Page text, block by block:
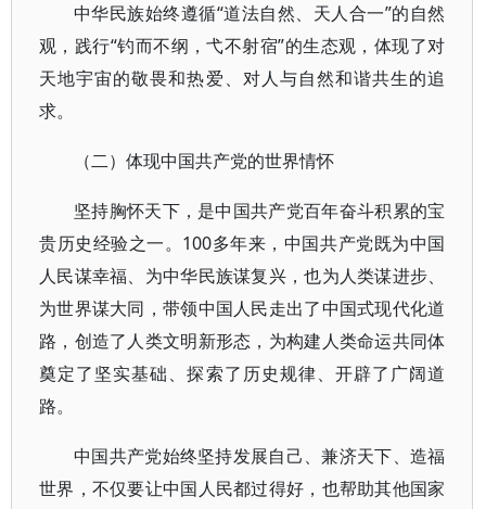
中华民族始终遵循“道法自然、天人合一”的自然
观，践行“钓而不纲，弋不射宿”的生态观，体现了对
天地宇宙的敬畏和热爱、对人与自然和谐共生的追
求。
（二）体现中国共产党的世界情怀
坚持胸怀天下，是中国共产党百年奋斗积累的宝
贵历史经验之一。100多年来，中国共产党既为中国
人民谋幸福、为中华民族谋复兴，也为人类谋进步、
为世界谋大同，带领中国人民走出了中国式现代化道
路，创造了人类文明新形态，为构建人类命运共同体
奠定了坚实基础、探索了历史规律、开辟了广阔道
路。
中国共产党始终坚持发展自己、兼济天下、造福
世界，不仅要让中国人民都过得好，也帮助其他国家